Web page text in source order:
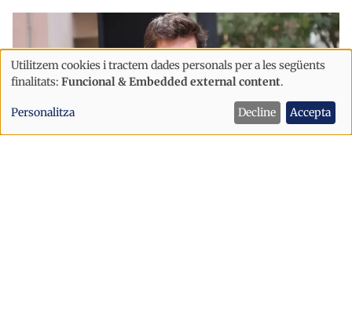
Ús
de
dades
Utilitzem cookies i tractem dades personals per a les següents
finalitats: Funcional & Embedded external content.
Personalitza Decline Accepta